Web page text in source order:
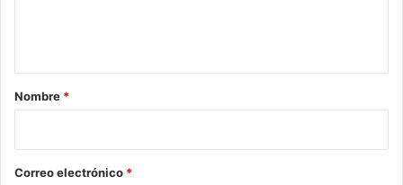
r
*
Nombre *
Correo electrónico *